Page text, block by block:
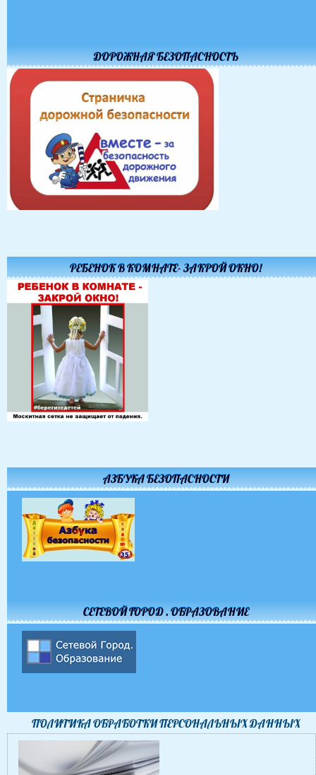
ДОРОЖНАЯ БЕЗОПАСНОСТЬ
РЕБЕНОК В КОМНАТЕ- ЗАКРОЙ ОКНО!
АЗБУКА БЕЗОПАСНОСТИ
СЕТЕВОЙ ГОРОД . ОБРАЗОВАНИЕ
ПОЛИТИКА ОБРАБОТКИ ПЕРСОНАЛЬНЫХ ДАННЫХ